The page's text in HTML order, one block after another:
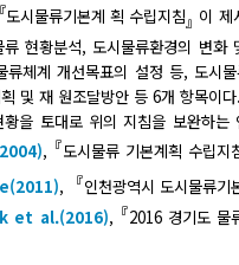
『도시물류기본계 획 수립지침』 이 제
현황분석, 도시물류환경의 변화
류체계 개선목표의 설정 등, 도시
및 재 원조달방안 등 6개 항목이다.
을 토대로 위의 지침을 보완하는
, 『도시물류 기본계획 수립지
, 『인천광역시 도시물류기
et al.(2016), 『2016 경기도 물